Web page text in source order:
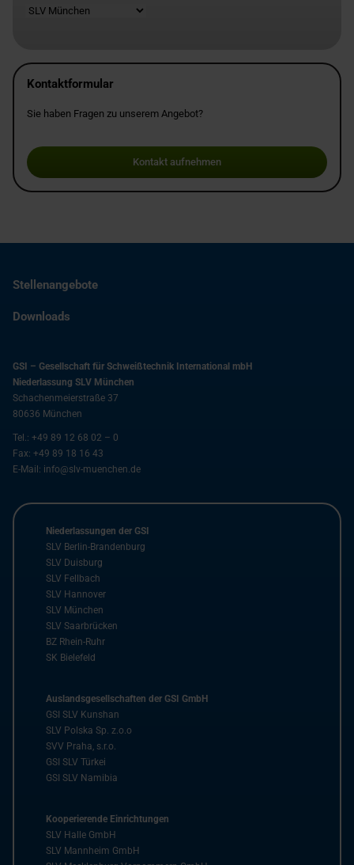
Standort
Kontaktformular
Sie haben Fragen zu unserem Angebot?
Kontakt aufnehmen
Stellenangebote
Downloads
GSI – Gesellschaft für Schweißtechnik International mbH
Niederlassung SLV München
Schachenmeierstraße 37
80636 München
Tel.: +49 89 12 68 02 – 0
Fax: +49 89 18 16 43
E-Mail: info@slv-muenchen.de
Niederlassungen der GSI
SLV Berlin-Brandenburg
SLV Duisburg
SLV Fellbach
SLV Hannover
SLV München
SLV Saarbrücken
BZ Rhein-Ruhr
SK Bielefeld
Auslandsgesellschaften der GSI GmbH
GSI SLV Kunshan
SLV Polska Sp. z.o.o
SVV Praha, s.r.o.
GSI SLV Türkei
GSI SLV Namibia
Kooperierende Einrichtungen
SLV Halle GmbH
SLV Mannheim GmbH